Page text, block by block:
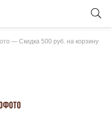
— Скидка 500 руб. на корзину